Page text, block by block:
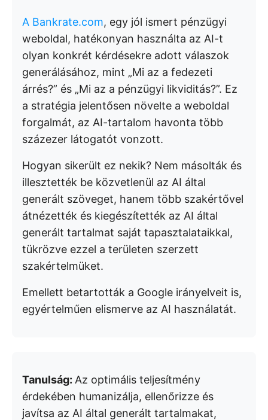
A Bankrate.com, egy jól ismert pénzügyi
weboldal, hatékonyan használta az AI-t
olyan konkrét kérdésekre adott válaszok
generálásához, mint „Mi az a fedezeti
árrés?” és „Mi az a pénzügyi likviditás?”. Ez
a stratégia jelentősen növelte a weboldal
forgalmát, az AI-tartalom havonta több
százezer látogatót vonzott.
Hogyan sikerült ez nekik? Nem másolták és
illesztették be közvetlenül az AI által
generált szöveget, hanem több szakértővel
átnézették és kiegészítették az AI által
generált tartalmat saját tapasztalataikkal,
tükrözve ezzel a területen szerzett
szakértelmüket.
Emellett betartották a Google irányelveit is,
egyértelműen elismerve az AI használatát.
Tanulság: Az optimális teljesítmény
érdekében humanizálja, ellenőrizze és
javítsa az AI által generált tartalmakat,